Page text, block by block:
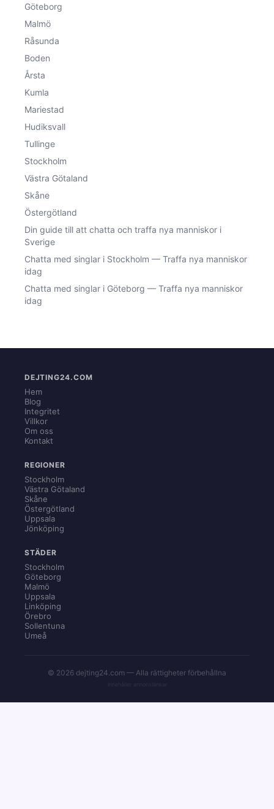
Göteborg
Malmö
Råsunda
Boden
Årsta
Kumla
Mariestad
Hudiksvall
Tullinge
Stockholm
Västra Götaland
Skåne
Östergötland
Din guide till att chatta och traffa nya manniskor i
Sverige
Chatta med singlar i Stockholm — Traffa nya manniskor
idag
Chatta med singlar i Göteborg — Traffa nya manniskor
idag
DEJTING24.COM
Hem
Blog
Integritet
Villkor
Om oss
Kontakt
REGIONER
Stockholm
Västra Götaland
Skåne
Östergötland
Uppsala
Jönköping
STÄDER
Stockholm
Göteborg
Malmö
Uppsala
Linköping
Örebro
Sollentuna
Umeå
© 2026 dejting24.com — Alla rättigheter förbehållna